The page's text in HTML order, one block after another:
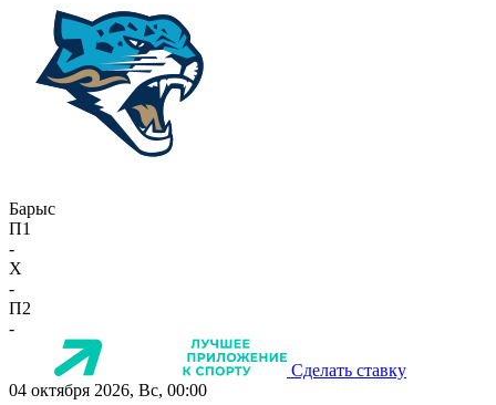
Барыс
П1
-
X
-
П2
-
Сделать ставку
04 октября 2026, Вс, 00:00